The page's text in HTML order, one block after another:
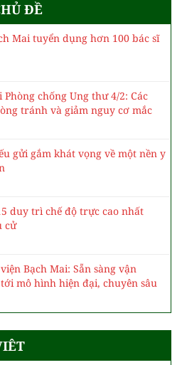
ĐỀ
Mai tuyển dụng hơn 100 bác sĩ
Phòng chống Ung thư 4/2: Các
tránh và giảm nguy cơ mắc
gửi gắm khát vọng về một nền y
duy trì chế độ trực cao nhất
cử
Bạch Mai: Sẵn sàng vận
mô hình hiện đại, chuyên sâu